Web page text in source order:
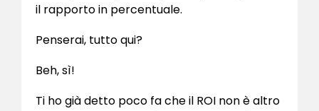
il rapporto in percentuale.
Penserai, tutto qui?
Beh, sì!
Ti ho già detto poco fa che il ROI non è altro